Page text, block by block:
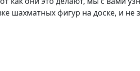
шахматных фигур на доске, и